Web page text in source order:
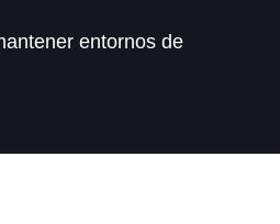
entornos de